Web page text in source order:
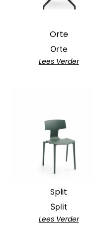
Orte
Orte
Lees Verder
Split
Split
Lees Verder